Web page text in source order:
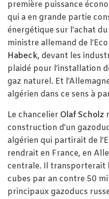
première puissance
qui a en grande partie
énergétique sur l’achat
ministre allemand de
Habeck, devant les
plaidé pour l’installation
gaz naturel. Et
algérien dans ce sens à
Le chancelier Olaf Scholz
construction d’un
algérien qui partirait de
rendrait en France, en
centrale. Il transporterait
cubes par an contre 50
principaux gazoducs